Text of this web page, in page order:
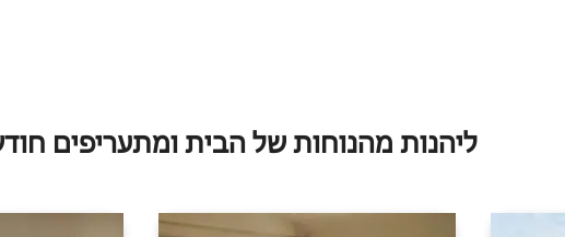
ליהנות מהנוחות של הבית ומתעריפים